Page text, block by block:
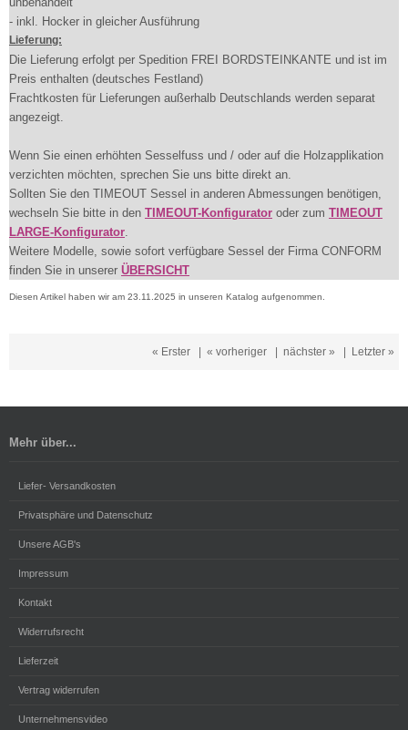
- inkl. Hocker in gleicher Ausführung
Lieferung:
Die Lieferung erfolgt per Spedition FREI BORDSTEINKANTE und ist im
Preis enthalten (deutsches Festland)
Frachtkosten für Lieferungen außerhalb Deutschlands werden separat
angezeigt.
Wenn Sie einen erhöhten Sesselfuss und / oder auf die Holzapplikation
verzichten möchten, sprechen Sie uns bitte direkt an.
Sollten Sie den TIMEOUT Sessel in anderen Abmessungen benötigen,
wechseln Sie bitte in den TIMEOUT-Konfigurator oder zum TIMEOUT
LARGE-Konfigurator.
Weitere Modelle, sowie sofort verfügbare Sessel der Firma CONFORM
finden Sie in unserer ÜBERSICHT
Diesen Artikel haben wir am 23.11.2025 in unseren Katalog aufgenommen.
« Erster « vorheriger nächster » Letzter »
Mehr über...
Liefer- Versandkosten
Privatsphäre und Datenschutz
Unsere AGB's
Impressum
Kontakt
Widerrufsrecht
Lieferzeit
Vertrag widerrufen
Unternehmensvideo